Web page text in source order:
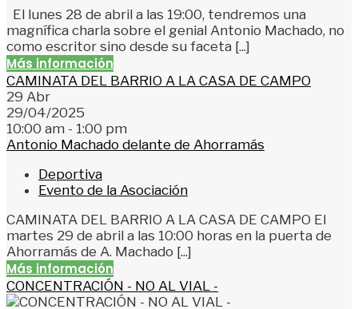
El lunes 28 de abril a las 19:00, tendremos una
magnífica charla sobre el genial Antonio Machado, no
como escritor sino desde su faceta [...]
Más información
CAMINATA DEL BARRIO A LA CASA DE CAMPO
29 Abr
29/04/2025
10:00 am - 1:00 pm
Antonio Machado delante de Ahorramás
Deportiva
Evento de la Asociación
CAMINATA DEL BARRIO A LA CASA DE CAMPO El
martes 29 de abril a las 10:00 horas en la puerta de
Ahorramás de A. Machado [...]
Más información
CONCENTRACIÓN - NO AL VIAL -